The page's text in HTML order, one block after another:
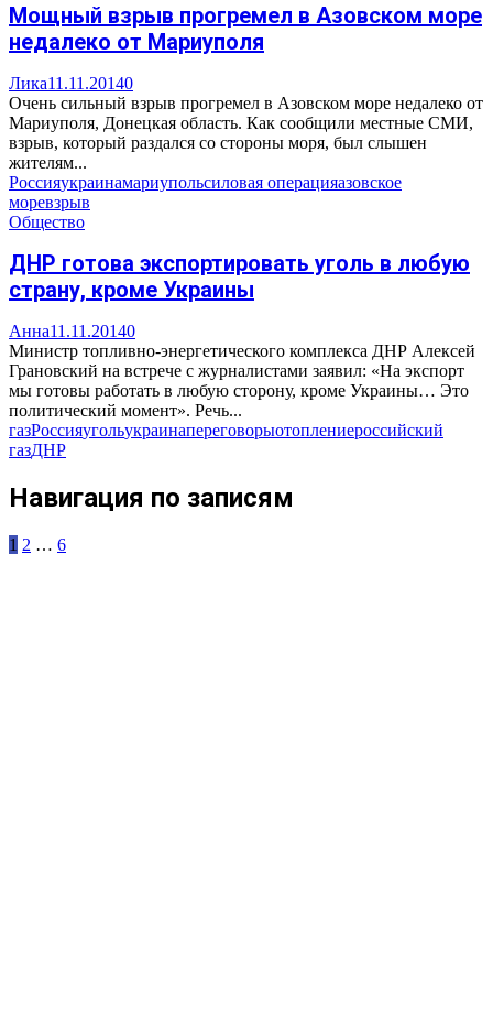
Мощный взрыв прогремел в Азовском море
недалеко от Мариуполя
Лика11.11.20140
Очень сильный взрыв прогремел в Азовском море недалеко от
Мариуполя, Донецкая область. Как сообщили местные СМИ,
взрыв, который раздался со стороны моря, был слышен
жителям...
Россияукраинамариупольсиловая операцияазовское
моревзрыв
Общество
ДНР готова экспортировать уголь в любую
страну, кроме Украины
Анна11.11.20140
Министр топливно-энергетического комплекса ДНР Алексей
Грановский на встрече с журналистами заявил: «На экспорт
мы готовы работать в любую сторону, кроме Украины… Это
политический момент». Речь...
газРоссияугольукраинапереговорыотоплениероссийский
газДНР
Навигация по записям
1 2 … 6